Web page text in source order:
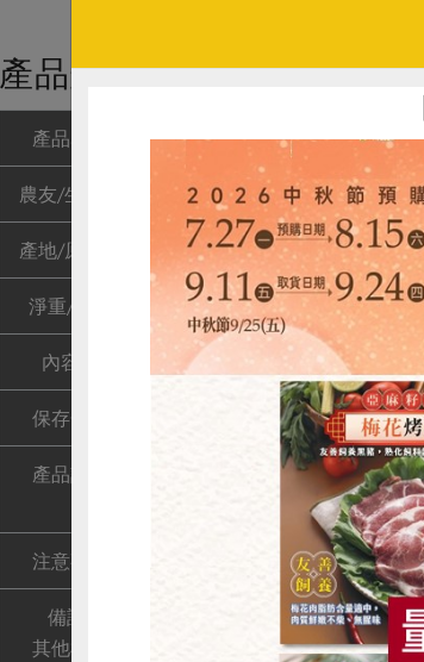
產品規格(*為合作社指定原
產品名稱 益全香米(宜蘭)-2kg/包
農友/生產者 陳晉恭
產地/原產地 台灣宜蘭縣三星鄉
淨重/數量 2 公斤
內容物 白米(台農71號)
保存條件 陰涼乾燥處未開封可保存 6個
產品說明
蘭陽平原因緯度氣候條件，水
契約生產，加上三星鄉無污染
注意事項 品質規格、產期、碾製日期、
備註/
其他標示
惜食 RPET